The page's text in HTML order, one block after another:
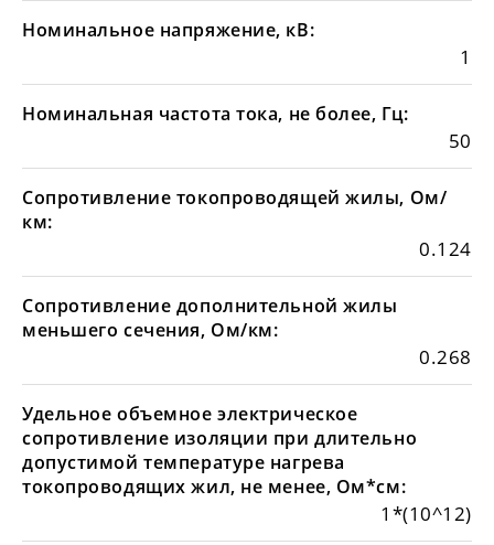
Номинальное напряжение, кВ:
1
Номинальная частота тока, не более, Гц:
50
Сопротивление токопроводящей жилы, Ом/
км:
0.124
Сопротивление дополнительной жилы
меньшего сечения, Ом/км:
0.268
Удельное объемное электрическое
сопротивление изоляции при длительно
допустимой температуре нагрева
токопроводящих жил, не менее, Ом*см:
1*(10^12)